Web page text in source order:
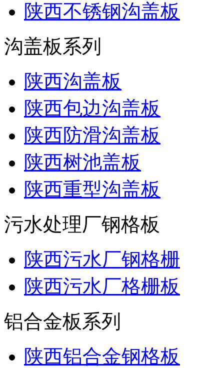
陕西不锈钢沟盖板
沟盖板系列
陕西沟盖板
陕西包边沟盖板
陕西防滑沟盖板
陕西树池盖板
陕西重型沟盖板
污水处理厂钢格板
陕西污水厂钢格栅
陕西污水厂格栅板
铝合金板系列
陕西铝合金钢格板